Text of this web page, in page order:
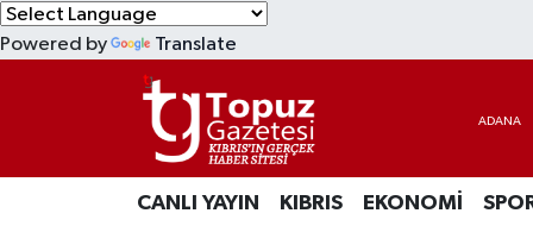
Powered by Translate
CANLI YAYIN KIBRIS EKONOMİ
EKONOMİ
Lefkoşa Nöbetçi Eczaneler
Lefkoşa Hava Durumu
Lefkoşa Trafik Yoğunluk Haritası